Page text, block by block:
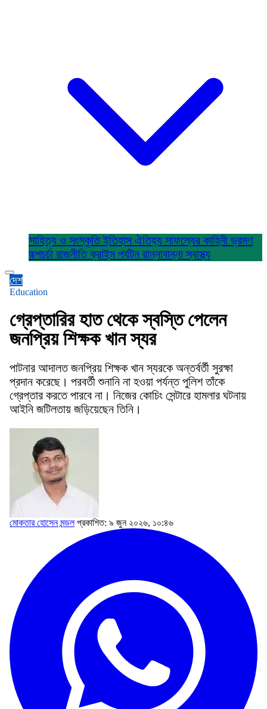
সাহিত্য ও সংস্কৃতিইতিহাস ঐতিহ্য সাফল্যের কাহিনীভ্রমণ
রূপচর্চা রাজনীতিক্রাইম পর্যটন রান্নাবান্নাস্বাস্থ্য
দেশ
Education
গ্রেপ্তারির হাত থেকে স্বস্তি পেলেন
জনপ্রিয় শিক্ষক খান স্যর
পাটনার আদালত জনপ্রিয় শিক্ষক খান স্যরকে অন্তর্বর্তী সুরক্ষা
প্রদান করেছে। পরবর্তী শুনানি না হওয়া পর্যন্ত পুলিশ তাঁকে
গ্রেপ্তার করতে পারবে না। নিজের কোচিং সেন্টারে হামলার ঘটনায়
আইনি জটিলতায় জড়িয়েছেন তিনি।
মোকতার হোসেন মন্ডল প্রকাশিত: ৯ জুন ২০২৬, ১০:৪৬